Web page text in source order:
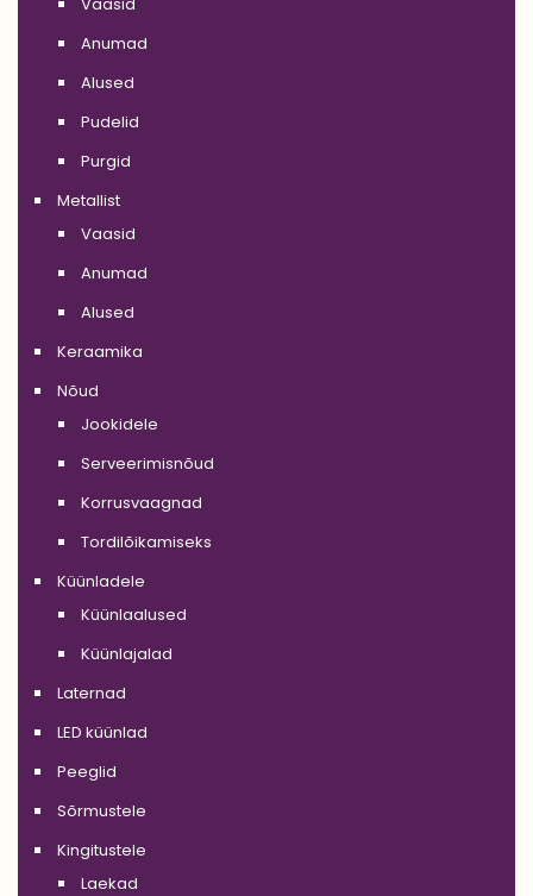
Anumad
Alused
Pudelid
Purgid
Metallist
Vaasid
Anumad
Alused
Keraamika
Nõud
Jookidele
Serveerimisnõud
Korrusvaagnad
Tordilõikamiseks
Küünladele
Küünlaalused
Küünlajalad
Laternad
LED küünlad
Peeglid
Sõrmustele
Kingitustele
Laekad